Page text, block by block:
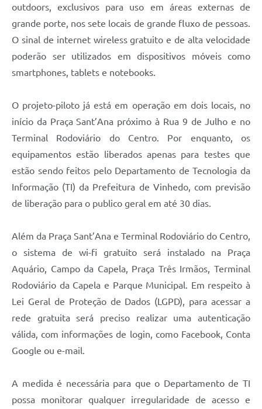
outdoors, exclusivos para uso em áreas externas de
grande porte, nos sete locais de grande fluxo de pessoas.
O sinal de internet wireless gratuito e de alta velocidade
poderão ser utilizados em dispositivos móveis como
smartphones, tablets e notebooks.
O projeto-piloto já está em operação em dois locais, no
início da Praça Sant’Ana próximo à Rua 9 de Julho e no
Terminal Rodoviário do Centro. Por enquanto, os
equipamentos estão liberados apenas para testes que
estão sendo feitos pelo Departamento de Tecnologia da
Informação (TI) da Prefeitura de Vinhedo, com previsão
de liberação para o publico geral em até 30 dias.
Além da Praça Sant’Ana e Terminal Rodoviário do Centro,
o sistema de wi-fi gratuito será instalado na Praça
Aquário, Campo da Capela, Praça Três Irmãos, Terminal
Rodoviário da Capela e Parque Municipal. Em respeito à
Lei Geral de Proteção de Dados (LGPD), para acessar a
rede gratuita será preciso realizar uma autenticação
válida, com informações de login, como Facebook, Conta
Google ou e-mail.
A medida é necessária para que o Departamento de TI
possa monitorar qualquer irregularidade de acesso e